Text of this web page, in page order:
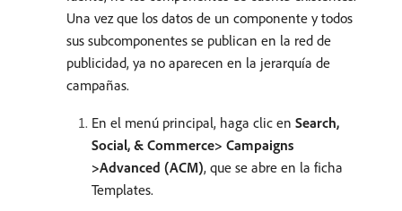
Una vez que los datos de un componente y todos
sus subcomponentes se publican en la red de
publicidad, ya no aparecen en la jerarquía de
campañas.
En el menú principal, haga clic en Search,
Social, & Commerce> Campaigns
>Advanced (ACM), que se abre en la ficha
Templates.